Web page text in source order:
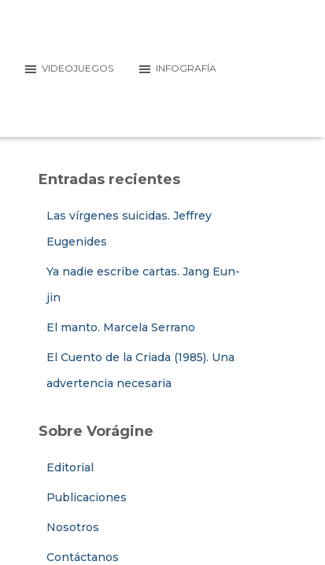
VIDEOJUEGOS INFOGRAFÍA
Entradas recientes
Las vírgenes suicidas. Jeffrey
Eugenides
Ya nadie escribe cartas. Jang Eun-
jin
El manto. Marcela Serrano
El Cuento de la Criada (1985). Una
advertencia necesaria
Sobre Vorágine
Editorial
Publicaciones
Nosotros
Contáctanos